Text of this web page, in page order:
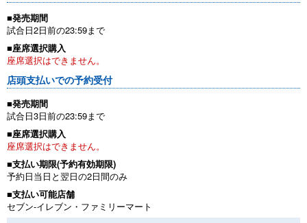
■発売期間
試合日2日前の23:59まで
■座席選択購入
座席選択はできません。
店頭支払いでの予約受付
■発売期間
試合日3日前の23:59まで
■座席選択購入
座席選択はできません。
■支払い期限(予約有効期限)
予約日当日と翌日の2日間のみ
■支払い可能店舗
セブン-イレブン・ファミリーマート